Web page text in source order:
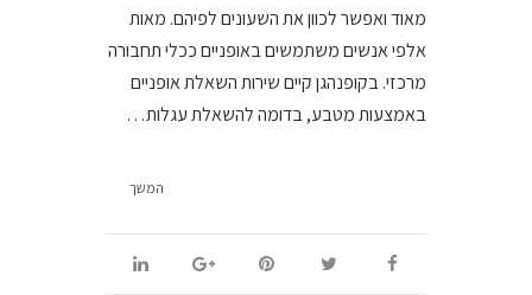
מאוד ואפשר לכוון את השעונים לפיהם. מאות
אלפי אנשים משתמשים באופניים ככלי תחבורה
מרכזי. בקופנהגן קיים שירות השאלת אופניים
באמצעות מטבע, בדומה להשאלת עגלות…
המשך